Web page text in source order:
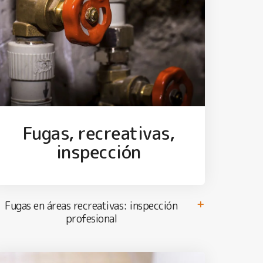
Fugas, recreativas,
inspección
Fugas en áreas recreativas: inspección
profesional